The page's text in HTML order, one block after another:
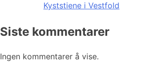
Kyststiene i Vestfold
Siste kommentarer
Ingen kommentarer å vise.